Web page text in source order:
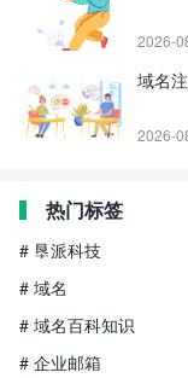
2026-
域名
2026-
热门标签
# 垦派科技
# 域名
# 域名百科知识
# 企业邮箱